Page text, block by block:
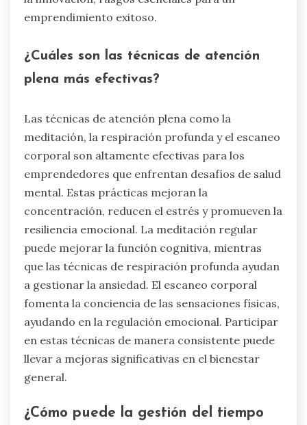
emprendimiento exitoso.
¿Cuáles son las técnicas de atención
plena más efectivas?
Las técnicas de atención plena como la
meditación, la respiración profunda y el escaneo
corporal son altamente efectivas para los
emprendedores que enfrentan desafíos de salud
mental. Estas prácticas mejoran la
concentración, reducen el estrés y promueven la
resiliencia emocional. La meditación regular
puede mejorar la función cognitiva, mientras
que las técnicas de respiración profunda ayudan
a gestionar la ansiedad. El escaneo corporal
fomenta la conciencia de las sensaciones físicas,
ayudando en la regulación emocional. Participar
en estas técnicas de manera consistente puede
llevar a mejoras significativas en el bienestar
general.
¿Cómo puede la gestión del tiempo